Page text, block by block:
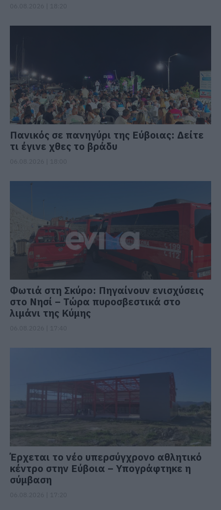
Πανικός σε πανηγύρι της Εύβοιας: Δείτε
τι έγινε χθες το βράδυ
Φωτιά στη Σκύρο: Πηγαίνουν ενισχύσεις
στο Νησί – Τώρα πυροσβεστικά στο
λιμάνι της Κύμης
Έρχεται το νέο υπερσύγχρονο αθλητικό
κέντρο στην Εύβοια – Υπογράφτηκε η
σύμβαση